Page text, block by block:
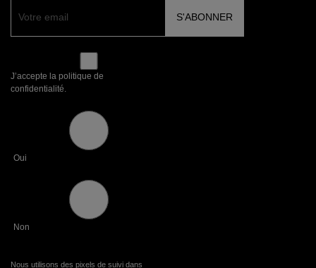
J’accepte la politique de
confidentialité.
Oui
Non
Nous utilisons des pixels de suivi dans